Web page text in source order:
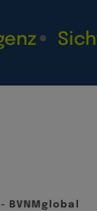
- BVNMg lo ba